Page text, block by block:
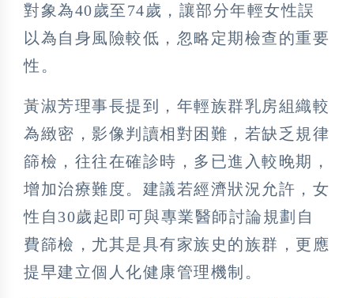
對象為40歲至74歲，讓部分年輕女性誤
以為自身風險較低，忽略定期檢查的重要
性。
黃淑芳理事長提到，年輕族群乳房組織較
為緻密，影像判讀相對困難，若缺乏規律
篩檢，往往在確診時，多已進入較晚期，
增加治療難度。建議若經濟狀況允許，女
性自30歲起即可與專業醫師討論規劃自
費篩檢，尤其是具有家族史的族群，更應
提早建立個人化健康管理機制。